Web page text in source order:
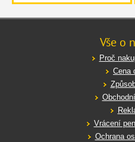
Vše o
Proč
Cena
Vrácení
Ochrana